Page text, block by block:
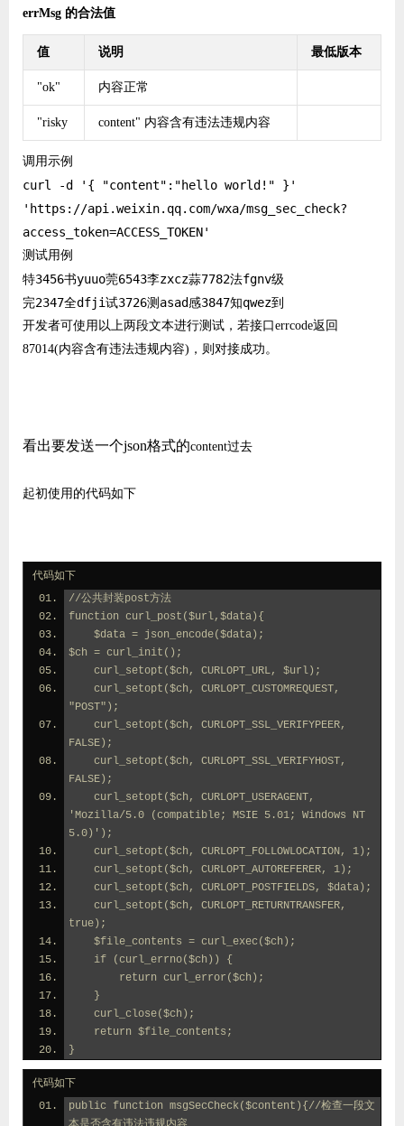
errMsg 的合法值
值 说明 最低版本
"ok" 内容正常
"risky content" 内容含有违法违规内容
调用示例
curl -d '{ "content":"hello world!" }'
'https://api.weixin.qq.com/wxa/msg_sec_check?
测试用例
特3456书yuuo莞6543李zxcz蒜7782法fgnv级
开发者可使用以上两段文本进行测试，若接口errcode返回
87014(内容含有违法违规内容)，则对接成功。
看出要发送一个json格式的content过去
起初使用的代码如下
代码如下
//公共封装post方法
function curl_post($url,$data){
    $data = json_encode($data);
$ch = curl_init();
    curl_setopt($ch, CURLOPT_URL, $url);
"POST");
FALSE);
FALSE);
'Mozilla/5.0 (compatible; MSIE 5.01; Windows NT
5.0)');
    curl_setopt($ch, CURLOPT_FOLLOWLOCATION, 1);
    curl_setopt($ch, CURLOPT_AUTOREFERER, 1);
    curl_setopt($ch, CURLOPT_POSTFIELDS, $data);
true);
    $file_contents = curl_exec($ch);
    if (curl_errno($ch)) {
        return curl_error($ch);
    }
    curl_close($ch);
    return $file_contents;
}
代码如下
public function msgSecCheck($content){//检查一段文